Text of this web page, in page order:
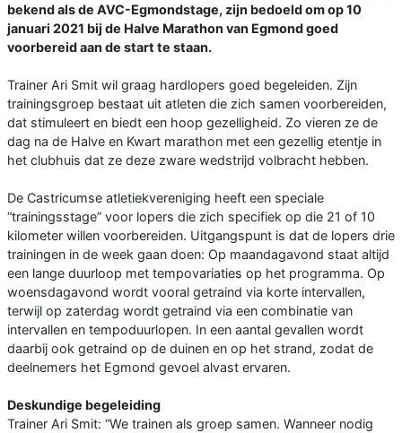
bekend als de AVC-Egmondstage, zijn bedoeld om op 10
januari 2021 bij de Halve Marathon van Egmond goed
voorbereid aan de start te staan.
Trainer Ari Smit wil graag hardlopers goed begeleiden. Zijn
trainingsgroep bestaat uit atleten die zich samen voorbereiden,
dat stimuleert en biedt een hoop gezelligheid. Zo vieren ze de
dag na de Halve en Kwart marathon met een gezellig etentje in
het clubhuis dat ze deze zware wedstrijd volbracht hebben.
De Castricumse atletiekvereniging heeft een speciale
“trainingsstage” voor lopers die zich specifiek op die 21 of 10
kilometer willen voorbereiden. Uitgangspunt is dat de lopers drie
trainingen in de week gaan doen: Op maandagavond staat altijd
een lange duurloop met tempovariaties op het programma. Op
woensdagavond wordt vooral getraind via korte intervallen,
terwijl op zaterdag wordt getraind via een combinatie van
intervallen en tempoduurlopen. In een aantal gevallen wordt
daarbij ook getraind op de duinen en op het strand, zodat de
deelnemers het Egmond gevoel alvast ervaren.
Deskundige begeleiding
Trainer Ari Smit: “We trainen als groep samen. Wanneer nodig